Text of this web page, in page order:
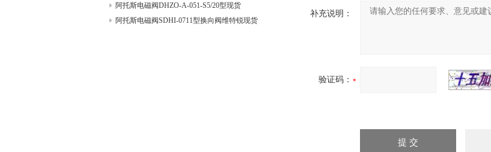
阿托斯电磁阀DHZO-A-051-S5/20型现货
阿托斯电磁阀SDHI-0711型换向阀维特锐现货
补充说明：
验证码：